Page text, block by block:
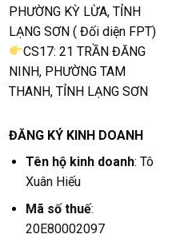
PHƯỜNG KỲ LỪA, TỈNH
LẠNG SƠN ( Đối diện FPT)
CS17: 21 TRẦN ĐĂNG
NINH, PHƯỜNG TAM
THANH, TỈNH LẠNG SƠN
ĐĂNG KÝ KINH DOANH
Tên hộ kinh doanh: Tô
Xuân Hiếu
Mã số thuế:
20E80002097